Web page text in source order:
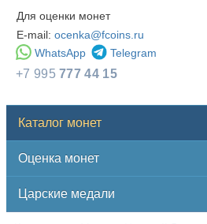
Для оценки монет
E-mail: ocenka@fcoins.ru
WhatsApp
Telegram
+7 995777 44 15
Каталог монет
Оценка монет
Царские медали